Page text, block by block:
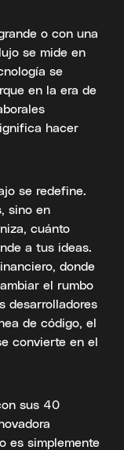
o con una
se mide en
se
en la era de
hacer
se redefine.
sino en
cuánto
a tus ideas.
donde
el rumbo
desarrolladores
de código, el
convierte en el
sus 40
es simplemente